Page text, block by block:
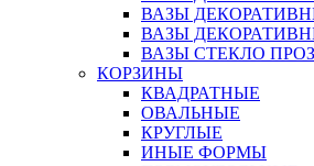
ВАЗЫ
ВАЗЫ
ВАЗЫ СТЕКЛО
КОРЗИНЫ
КВАДРАТНЫЕ
ОВАЛЬНЫЕ
КРУГЛЫЕ
ИНЫЕ ФОРМЫ